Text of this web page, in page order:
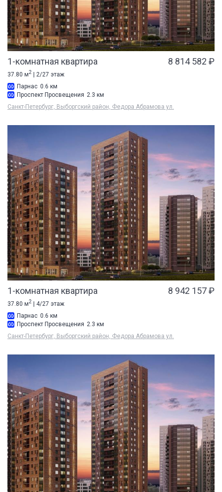
1-комнатная квартира 8 814 582 ₽
37.80 м2 | 2/27 этаж
Парнас 0.6 км
Проспект Просвещения 2.3 км
Санкт-Петербург, Выборгский район, Федора Абрамова ул.
1-комнатная квартира 8 942 157 ₽
37.80 м2
| 4/27 этаж
Парнас 0.6 км
Проспект Просвещения 2.3 км
Санкт-Петербург, Выборгский район, Федора Абрамова ул.